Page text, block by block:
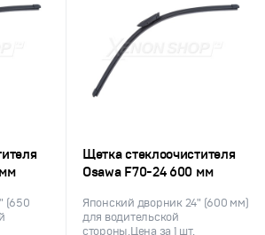
(650
Щетка стеклоочистителя
Osawa F70-24 600 мм
Японский дворник 24" (600 мм)
для водительской
стороны.Цена за 1 шт.